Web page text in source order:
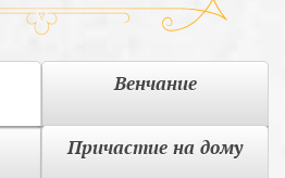
Венчание
Причастие на дому